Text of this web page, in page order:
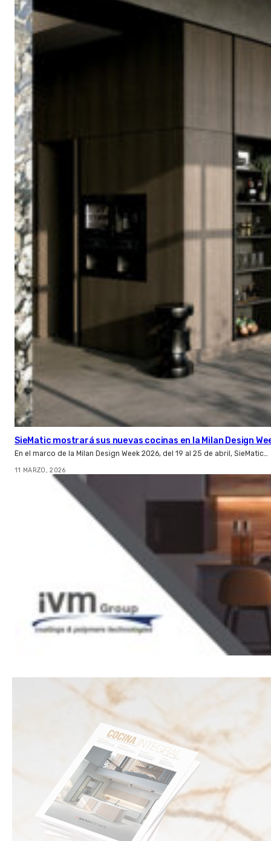
SieMatic mostrará sus nuevas cocinas en la Milan Design
En el marco de la Milan Design Week 2026, del 19 al 25 de abril, SieMatic…
11 MARZO, 2026